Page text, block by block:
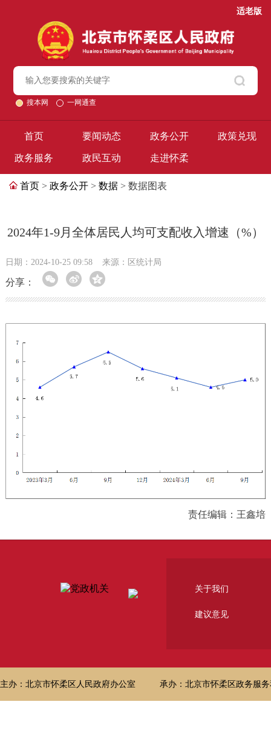
适老版
搜本网 一网通查
首页 要闻动态 政务公开 政策兑现
政务服务 政民互动 走进怀柔
首页 > 政务公开 > 数据 > 数据图表
2024年1-9月全体居民人均可支配收入增速（%）
日期：2024-10-25 09:58 来源：区统计局
分享：
责任编辑：王鑫培
关于我们
建议意见
主办：北京市怀柔区人民政府办公室 承办：北京市怀柔区政务服